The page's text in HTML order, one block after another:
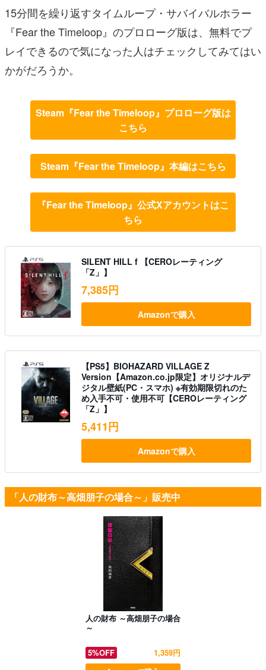
15分間を繰り返すタイムループ・サバイバルホラー
『Fear the Timeloop』のプロローグ版は、無料でプ
レイできるので気になった人はチェックしてみてはい
かがだろうか。
Steam『Fear the Timeloop』プロローグ版は
こちら
Steam『Fear the Timeloop』本編はこちら
『Fear the Timeloop』公式Xアカウントはこ
ちら
SILENT HILL f 【CEROレーティング
「Z」】
7,385円
Amazonで購入
【PS5】BIOHAZARD VILLAGE Z
Version【Amazon.co.jp限定】オリジナルデ
ジタル壁紙(PC・スマホ) ※有効期限切れのた
め入手不可・使用不可【CEROレーティング
「Z」】
5,411円
Amazonで購入
「人の財布～高畑朋子の場合～」販売中
人の財布 ～高畑朋子の場合
～
5%OFF
1,359円